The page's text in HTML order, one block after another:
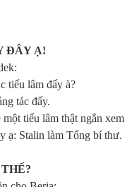
ĐÂY Ạ!
tiếu lâm đấy à?
tác đấy.
tiếu lâm thật ngắn xem
ạ: Stalin làm Tổng bí thư.